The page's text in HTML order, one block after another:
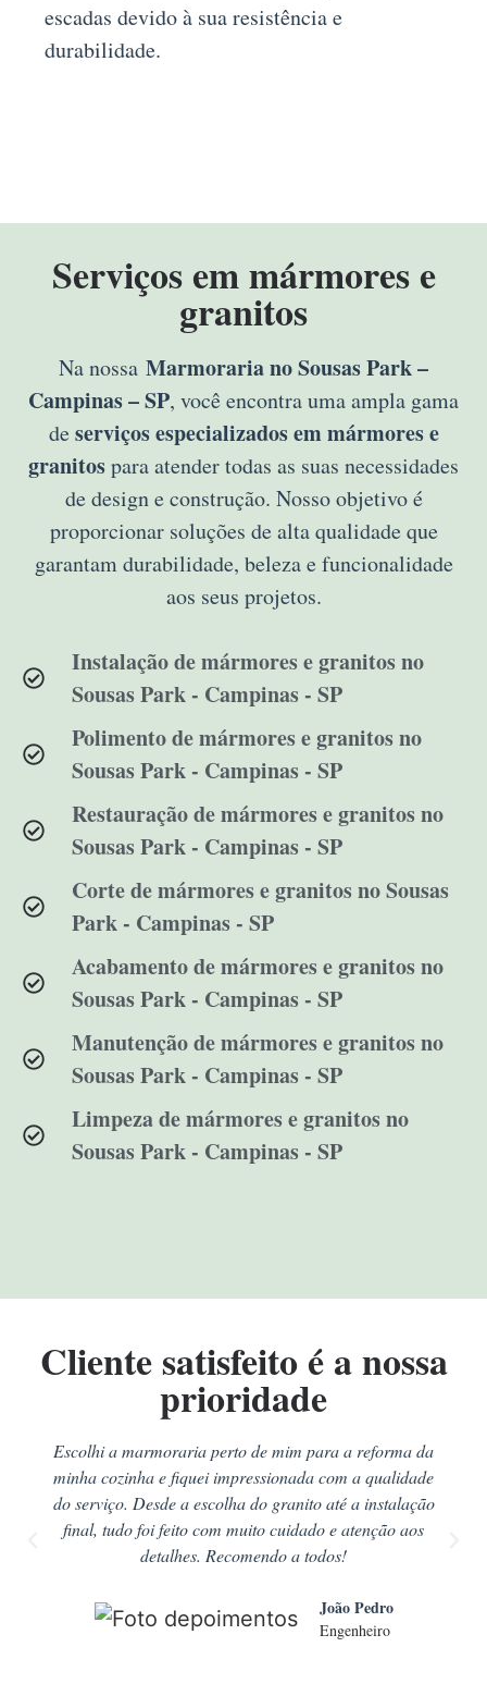
escadas devido à sua resistência e
durabilidade.
Serviços em mármores e
granitos
Na nossa Marmoraria no Sousas Park –
Campinas – SP, você encontra uma ampla gama
de serviços especializados em mármores e
granitospara atender todas as suas necessidades
de design e construção. Nosso objetivo é
proporcionar soluções de alta qualidade que
garantam durabilidade, beleza e funcionalidade
aos seus projetos.
Instalação de mármores e granitos no
Sousas Park - Campinas - SP
Polimento de mármores e granitos no
Sousas Park - Campinas - SP
Restauração de mármores e granitos no
Sousas Park - Campinas - SP
Corte de mármores e granitos no Sousas
Park - Campinas - SP
Acabamento de mármores e granitos no
Sousas Park - Campinas - SP
Manutenção de mármores e granitos no
Sousas Park - Campinas - SP
Limpeza de mármores e granitos no
Sousas Park - Campinas - SP
Cliente satisfeito é a nossa
prioridade
Escolhi a marmoraria perto de mim para a reforma da
minha cozinha e fiquei impressionada com a qualidade
do serviço. Desde a escolha do granito até a instalação
final, tudo foi feito com muito cuidado e atenção aos
detalhes. Recomendo a todos!
João Pedro
Engenheiro